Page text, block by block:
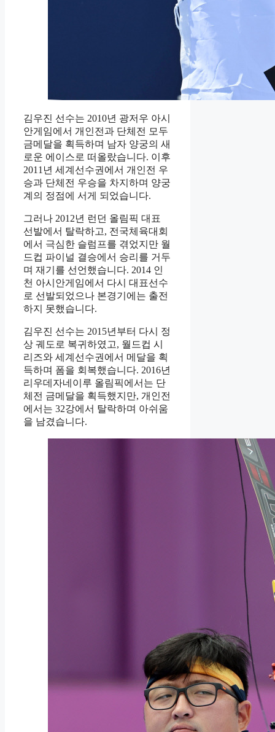
김우진 선수는 2010년 광저우 아시
안게임에서 개인전과 단체전 모두
금메달을 획득하며 남자 양궁의 새
로운 에이스로 떠올랐습니다. 이후
2011년 세계선수권에서 개인전 우
승과 단체전 우승을 차지하며 양궁
계의 정점에 서게 되었습니다.
그러나 2012년 런던 올림픽 대표
선발에서 탈락하고, 전국체육대회
에서 극심한 슬럼프를 겪었지만 월
드컵 파이널 결승에서 승리를 거두
며 재기를 선언했습니다. 2014 인
천 아시안게임에서 다시 대표선수
로 선발되었으나 본경기에는 출전
하지 못했습니다.
김우진 선수는 2015년부터 다시 정
상 궤도로 복귀하였고, 월드컵 시
리즈와 세계선수권에서 메달을 획
득하며 폼을 회복했습니다. 2016년
리우데자네이루 올림픽에서는 단
체전 금메달을 획득했지만, 개인전
에서는 32강에서 탈락하며 아쉬움
을 남겼습니다.